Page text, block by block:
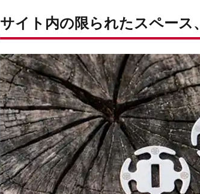
サイト内の限られたスペース